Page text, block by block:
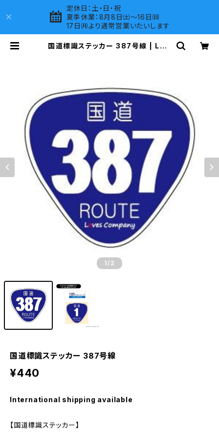
定休日：土・日・祝
夏季休業：8月8日㈯～16日㈰
17日㈪より通常営業いたいします
国道標識ステッカー 387号線 | LOV
1 /2
国道標識ステッカー 387号線
¥440
International shipping available
【国道標識ステッカー】